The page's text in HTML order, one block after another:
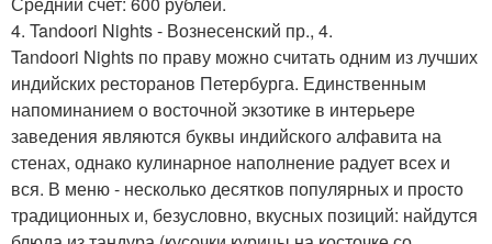
4. Tandoori Nights - Вознесенский пр., 4.
Tandoori Nights по праву можно считать одним из лучших
индийских ресторанов Петербурга. Единственным
напоминанием о восточной экзотике в интерьере
заведения являются буквы индийского алфавита на
стенах, однако кулинарное наполнение радует всех и
вся. В меню - несколько десятков популярных и просто
традиционных и, безусловно, вкусных позиций: найдутся